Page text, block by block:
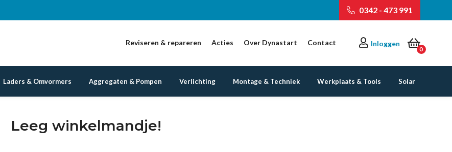
0342 - 473 991
Reviseren & repareren Acties Over Dynastart Contact
0
Inloggen
Laders & Omvormers Aggregaten & Pompen Verlichting Montage & Techniek Werkplaats & Tools Solar
Leeg winkelmandje!